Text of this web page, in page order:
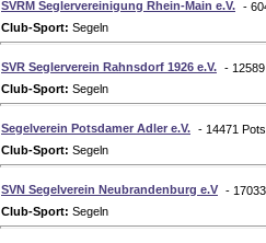
SVRM Seglervereinigung Rhein-Main e.V. -
Club-Sport: Segeln
SVR Seglerverein Rahnsdorf 1926 e.V. -
Club-Sport: Segeln
Segelverein Potsdamer Adler e.V. - 14471
Club-Sport: Segeln
SVN Segelverein Neubrandenburg e.V -
Club-Sport: Segeln